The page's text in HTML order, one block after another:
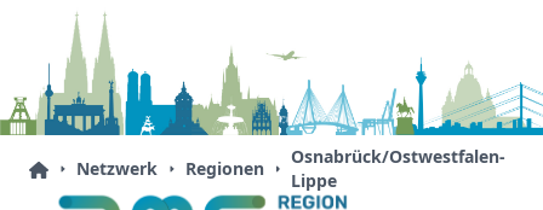
Netzwerk Regionen
Osnabrück/Ostwestfalen-
Lippe